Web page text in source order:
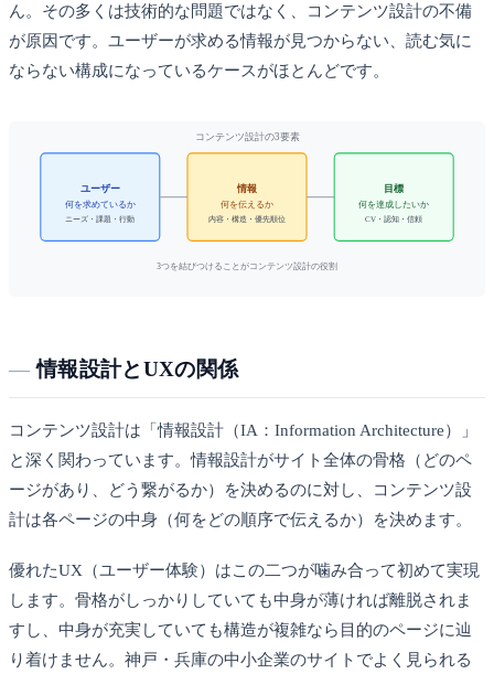
ん。その多くは技術的な問題ではなく、コンテンツ設計の不備
が原因です。ユーザーが求める情報が見つからない、読む気に
ならない構成になっているケースがほとんどです。
コンテンツ設計の3要素
ユーザー
何を求めているか
ニーズ・課題・行動
情報
何を伝えるか
内容・構造・優先順位
目標
何を達成したいか
CV・認知・信頼
3つを結びつけることがコンテンツ設計の役割
情報設計とUXの関係
コンテンツ設計は「情報設計（IA：Information Architecture）」
と深く関わっています。情報設計がサイト全体の骨格（どのペ
ージがあり、どう繋がるか）を決めるのに対し、コンテンツ設
計は各ページの中身（何をどの順序で伝えるか）を決めます。
優れたUX（ユーザー体験）はこの二つが噛み合って初めて実現
します。骨格がしっかりしていても中身が薄ければ離脱されま
すし、中身が充実していても構造が複雑なら目的のページに辿
り着けません。神戸・兵庫の中小企業のサイトでよく見られる